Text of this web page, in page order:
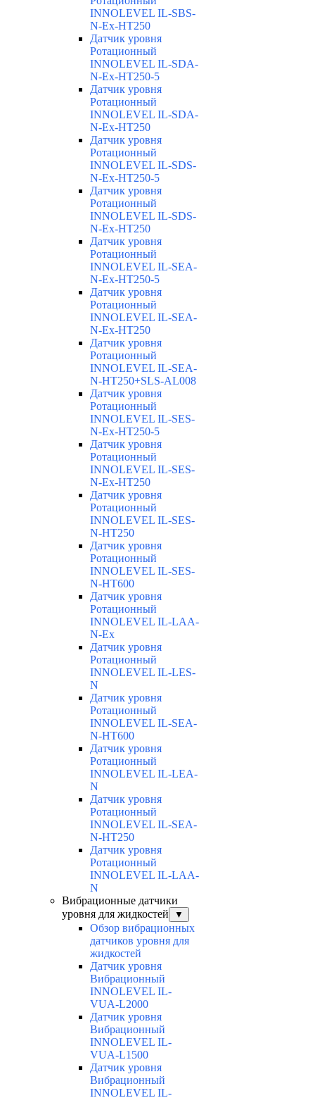
INNOLEVEL IL-SBS-
N-Ex-HT250
Датчик уровня
Ротационный
INNOLEVEL IL-SDA-
N-Ex-HT250-5
Датчик уровня
Ротационный
INNOLEVEL IL-SDA-
N-Ex-HT250
Датчик уровня
Ротационный
INNOLEVEL IL-SDS-
N-Ex-HT250-5
Датчик уровня
Ротационный
INNOLEVEL IL-SDS-
N-Ex-HT250
Датчик уровня
Ротационный
INNOLEVEL IL-SEA-
N-Ex-HT250-5
Датчик уровня
Ротационный
INNOLEVEL IL-SEA-
N-Ex-HT250
Датчик уровня
Ротационный
INNOLEVEL IL-SEA-
N-HT250+SLS-AL008
Датчик уровня
Ротационный
INNOLEVEL IL-SES-
N-Ex-HT250-5
Датчик уровня
Ротационный
INNOLEVEL IL-SES-
N-Ex-HT250
Датчик уровня
Ротационный
INNOLEVEL IL-SES-
N-HT250
Датчик уровня
Ротационный
INNOLEVEL IL-SES-
N-HT600
Датчик уровня
Ротационный
INNOLEVEL IL-LAA-
N-Ex
Датчик уровня
Ротационный
INNOLEVEL IL-LES-
N
Датчик уровня
Ротационный
INNOLEVEL IL-SEA-
N-HT600
Датчик уровня
Ротационный
INNOLEVEL IL-LEA-
N
Датчик уровня
Ротационный
INNOLEVEL IL-SEA-
N-HT250
Датчик уровня
Ротационный
INNOLEVEL IL-LAA-
N
Вибрационные датчики
уровня для жидкостей
▼
Обзор вибрационных
датчиков уровня для
жидкостей
Датчик уровня
Вибрационный
INNOLEVEL IL-
VUA-L2000
Датчик уровня
Вибрационный
INNOLEVEL IL-
VUA-L1500
Датчик уровня
Вибрационный
INNOLEVEL IL-